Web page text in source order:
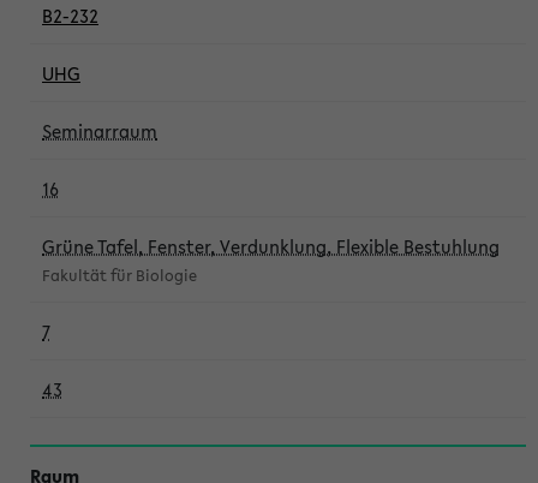
B2-232
UHG
Seminarraum
16
Grüne Tafel, Fenster, Verdunklung, Flexible Bestuhlung
Fakultät für Biologie
7
43